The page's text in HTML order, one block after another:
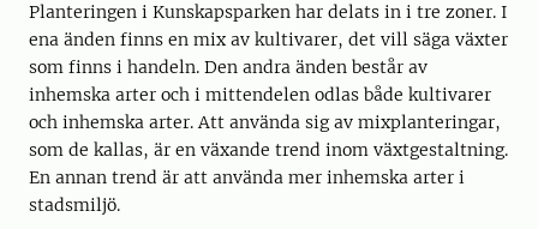
Planteringen i Kunskapsparken har delats in i tre zoner. I
ena änden finns en mix av kultivarer, det vill säga växter
som finns i handeln. Den andra änden består av
inhemska arter och i mittendelen odlas både kultivarer
och inhemska arter. Att använda sig av mixplanteringar,
som de kallas, är en växande trend inom växtgestaltning.
En annan trend är att använda mer inhemska arter i
stadsmiljö.